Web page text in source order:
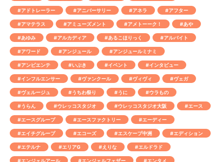
#アドトレーラー #アニバーサリー #アネラ #アフター
#アマテラス #アミューズメント #アメトーーク！ #あや
#あゆみ #アルカディア #あるこほりっく #アルバイト
#アワード #アンジュール #アンジュールミナミ
#アンビエンテ #いぶき #イベント #インタビュー
#インフルエンサー #ヴァンクール #ヴィヴィ #ヴェガ
#ヴェルージュ #うちわ祭り #うに #ウラもの
#うらん #ウレッコスタジオ #ウレッコスタジオ大阪 #エース
#エースグループ #エースファクトリー #エーディー
#エイチグループ #エコーズ #エスケープ中洲 #エディション
#エテルナ #エリアG #えりな #エルドラド
#エンジェルアール #エンジェルフェザー #エンタメ